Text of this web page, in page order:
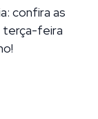
confira as
feira